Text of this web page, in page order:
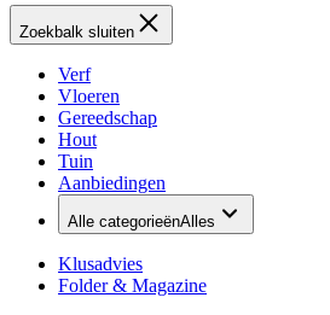
Zoekbalk sluiten
Verf
Vloeren
Gereedschap
Hout
Tuin
Aanbiedingen
Alle categorieënAlles
Klusadvies
Folder & Magazine